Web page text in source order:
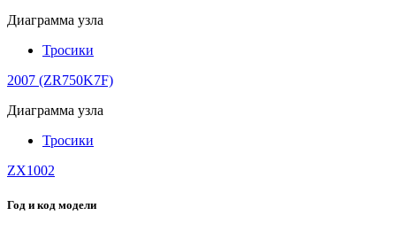
Диаграмма узла
Тросики
2007 (ZR750K7F)
Диаграмма узла
Тросики
ZX1002
Год и код модели